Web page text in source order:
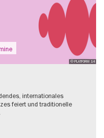
© PLATFORM 14
internationales
feiert und traditionelle